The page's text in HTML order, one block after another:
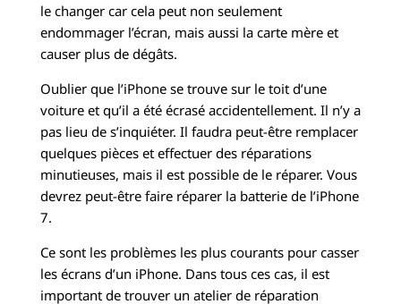
le changer car cela peut non seulement
endommager l’écran, mais aussi la carte mère et
causer plus de dégâts.
Oublier que l’iPhone se trouve sur le toit d’une
voiture et qu’il a été écrasé accidentellement. Il n’y a
pas lieu de s’inquiéter. Il faudra peut-être remplacer
quelques pièces et effectuer des réparations
minutieuses, mais il est possible de le réparer. Vous
devrez peut-être faire réparer la batterie de l’iPhone
7.
Ce sont les problèmes les plus courants pour casser
les écrans d’un iPhone. Dans tous ces cas, il est
important de trouver un atelier de réparation